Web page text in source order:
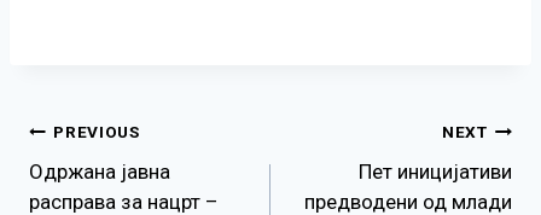
Навигација
на
PREVIOUS
Одржана јавна
расправа за нацрт –
NEXT
Пет иницијативи
предводени од млади